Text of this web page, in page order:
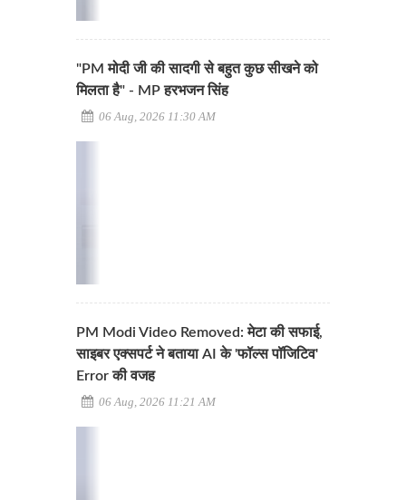
"PM मोदी जी की सादगी से बहुत कुछ सीखने को
मिलता है" - MP हरभजन सिंह
06 Aug, 2026 11:30 AM
PM Modi Video Removed: मेटा की सफाई,
साइबर एक्सपर्ट ने बताया AI के 'फॉल्स पॉजिटिव'
Error की वजह
06 Aug, 2026 11:21 AM